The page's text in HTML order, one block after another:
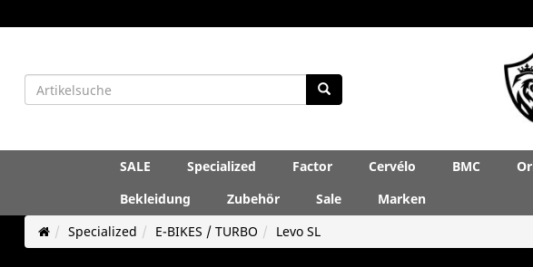
SALE Specialized Factor Cervélo BMC
Bekleidung
Zubehör Sale
Marken
Specialized
E-BIKES / TURBO Levo SL